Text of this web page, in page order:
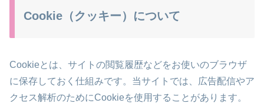
Cookie（クッキー）について
Cookieとは、サイトの閲覧履歴などをお使いのブラウザ
に保存しておく仕組みです。当サイトでは、広告配信やア
クセス解析のためにCookieを使用することがあります。